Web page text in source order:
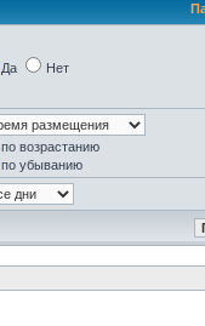
Да Нет
по возрастанию
по убыванию